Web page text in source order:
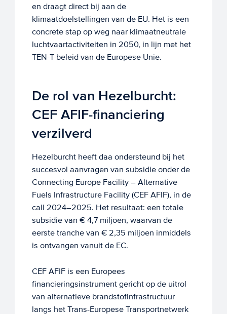
en draagt direct bij aan de
klimaatdoelstellingen van de EU. Het is een
concrete stap op weg naar klimaatneutrale
luchtvaartactiviteiten in 2050, in lijn met het
TEN-T-beleid van de Europese Unie.
De rol van Hezelburcht:
CEF AFIF-financiering
verzilverd
Hezelburcht heeft daa ondersteund bij het
succesvol aanvragen van subsidie onder de
Connecting Europe Facility – Alternative
Fuels Infrastructure Facility (CEF AFIF), in de
call 2024–2025. Het resultaat: een totale
subsidie van € 4,7 miljoen, waarvan de
eerste tranche van € 2,35 miljoen inmiddels
is ontvangen vanuit de EC.
CEF AFIF is een Europees
financieringsinstrument gericht op de uitrol
van alternatieve brandstofinfrastructuur
langs het Trans-Europese Transportnetwerk